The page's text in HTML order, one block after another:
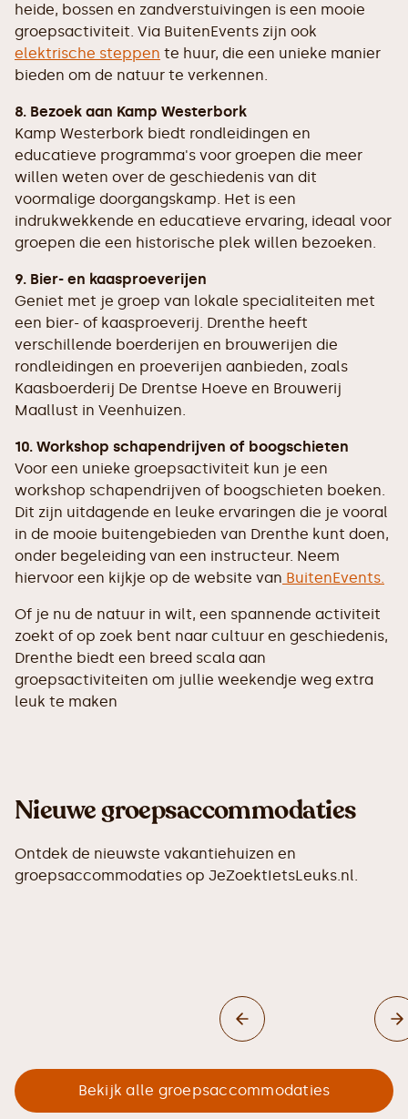
heide, bossen en zandverstuivingen is een mooie
groepsactiviteit. Via BuitenEvents zijn ook
elektrische steppen te huur, die een unieke manier
bieden om de natuur te verkennen.
8. Bezoek aan Kamp Westerbork
Kamp Westerbork biedt rondleidingen en
educatieve programma's voor groepen die meer
willen weten over de geschiedenis van dit
voormalige doorgangskamp. Het is een
indrukwekkende en educatieve ervaring, ideaal voor
groepen die een historische plek willen bezoeken.
9. Bier- en kaasproeverijen
Geniet met je groep van lokale specialiteiten met
een bier- of kaasproeverij. Drenthe heeft
verschillende boerderijen en brouwerijen die
rondleidingen en proeverijen aanbieden, zoals
Kaasboerderij De Drentse Hoeve en Brouwerij
Maallust in Veenhuizen.
10. Workshop schapendrijven of boogschieten
Voor een unieke groepsactiviteit kun je een
workshop schapendrijven of boogschieten boeken.
Dit zijn uitdagende en leuke ervaringen die je vooral
in de mooie buitengebieden van Drenthe kunt doen,
onder begeleiding van een instructeur. Neem
hiervoor een kijkje op de website van BuitenEvents.
Of je nu de natuur in wilt, een spannende activiteit
zoekt of op zoek bent naar cultuur en geschiedenis,
Drenthe biedt een breed scala aan
groepsactiviteiten om jullie weekendje weg extra
leuk te maken
Nieuwe groepsaccommodaties
Ontdek de nieuwste vakantiehuizen en
groepsaccommodaties op JeZoektIetsLeuks.nl.
Bekijk alle groepsaccommodaties